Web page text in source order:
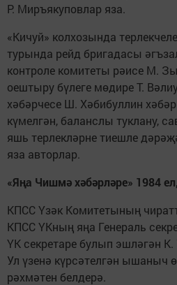
Р. Миръякуповлар яза.
«Кичуй» колхозында
турында рейд бригадасы
контроле комитеты рәисе М.
оештыру бүлеге мөдире Т.
хәбәрчесе Ш. Хәбибуллин
күмелгән, баланслы туклану,
яшь терлекләрне тиешле
яза авторлар.
«Яңа Чишмә хәбәрләре» 1984
КПСС Үзәк Комитетының
КПСС ҮКның яңа Генераль
ҮК секретаре булып эшләгән К.
Ул үзенә күрсәтелгән ышаныч
рәхмәтен белдерә.